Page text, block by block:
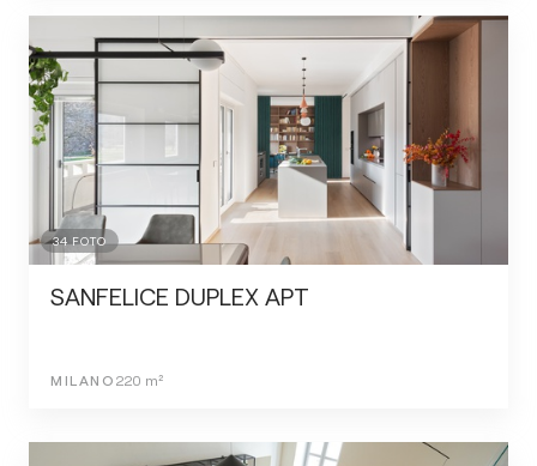
34 FOTO
SANFELICE DUPLEX APT
MILANO 220 m²